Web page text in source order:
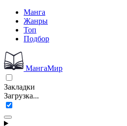
Манга
Жанры
Топ
Подбор
МангаМир
Закладки
Загрузка...